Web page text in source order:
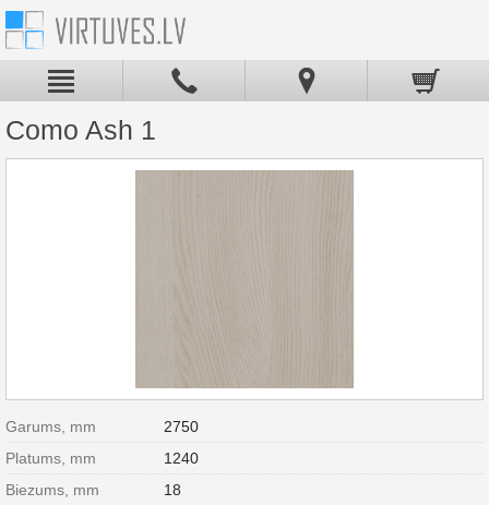
Como Ash 1
Garums, mm
2750
Platums, mm
1240
Biezums, mm
18